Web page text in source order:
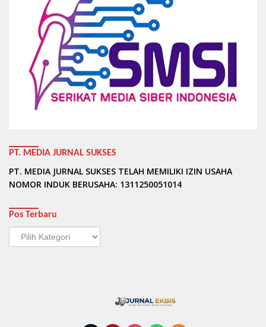
PT. MEDIA JURNAL SUKSES
PT. MEDIA JURNAL SUKSES TELAH MEMILIKI IZIN USAHA
NOMOR INDUK BERUSAHA: 1311250051014
Pos Terbaru
Pos
Terbaru